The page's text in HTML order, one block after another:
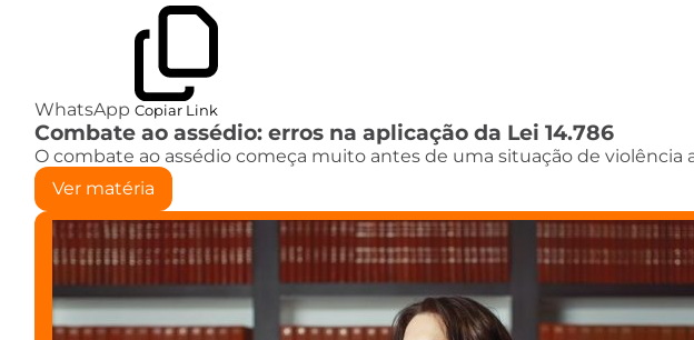
WhatsApp Copiar Link
Combate ao assédio: erros na aplicação da Lei 14.786
O combate ao assédio começa muito antes de uma situação de
Ver matéria